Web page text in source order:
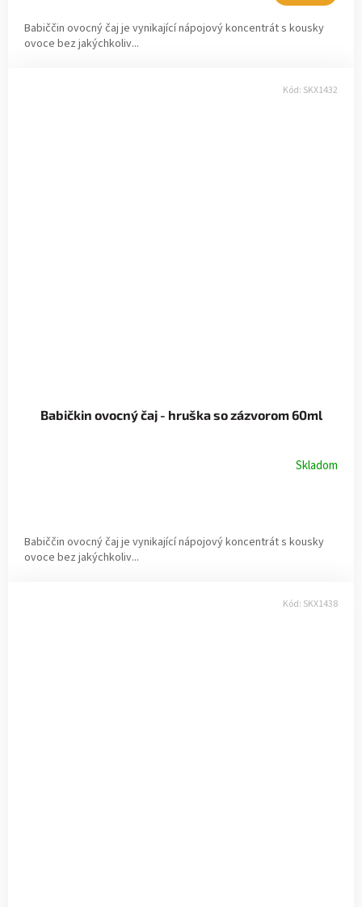
Babiččin ovocný čaj je vynikající nápojový koncentrát s kousky
ovoce bez jakýchkoliv...
Babičkin ovocný čaj - hruška so zázvorom 60ml
Skladom
Babiččin ovocný čaj je vynikající nápojový koncentrát s kousky
ovoce bez jakýchkoliv...
Kód: SKX1432
Kód: SKX1438